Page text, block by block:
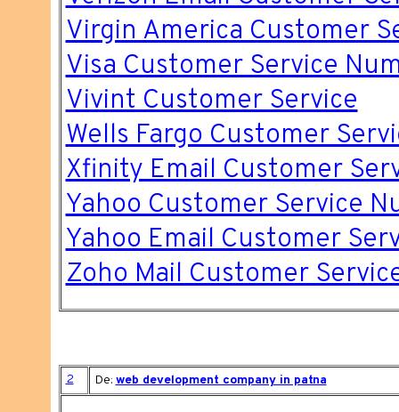
Virgin America Customer
Visa Customer Service
Vivint Customer Service
Wells Fargo Customer
Xfinity Email Customer
Yahoo Customer Service
Yahoo Email Customer
Zoho Mail Customer
2 De: web development company in patna